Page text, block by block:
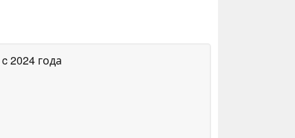
c 2024 года